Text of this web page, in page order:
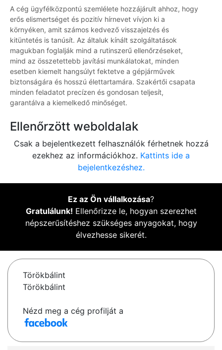
A cég ügyfélközpontú szemlélete hozzájárult ahhoz, hogy
erős elismertséget és pozitív hírnevet vívjon ki a
környéken, amit számos kedvező visszajelzés és
kitüntetés is tanúsít. Az általuk kínált szolgáltatások
magukban foglalják mind a rutinszerű ellenőrzéseket,
mind az összetettebb javítási munkálatokat, minden
esetben kiemelt hangsúlyt fektetve a gépjárművek
biztonságára és hosszú élettartamára. Szakértői csapata
minden feladatot precízen és gondosan teljesít,
garantálva a kiemelkedő minőséget.
Ellenőrzött weboldalak
Csak a bejelentkezett felhasználók férhetnek hozzá
ezekhez az információkhoz. Kattints ide a
bejelentkezéshez.
Ez az Ön vállalkozása?
Gratulálunk! Ellenőrizze le, hogyan szerezhet
népszerűsítéshez szükséges anyagokat, hogy
élvezhesse sikerét.
Törökbálint
Törökbálint
Nézd meg a cég profilját a